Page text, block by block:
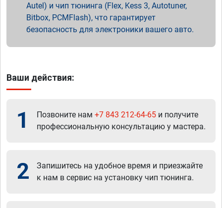
Autel) и чип тюнинга (Flex, Kess 3, Autotuner,
Bitbox, PCMFlash), что гарантирует
безопасность для электроники вашего авто.
Ваши действия:
1 Позвоните нам +7 843 212-64-65 и получите
профессиональную консультацию у мастера.
2
Запишитесь на удобное время и приезжайте
к нам в сервис на установку чип тюнинга.